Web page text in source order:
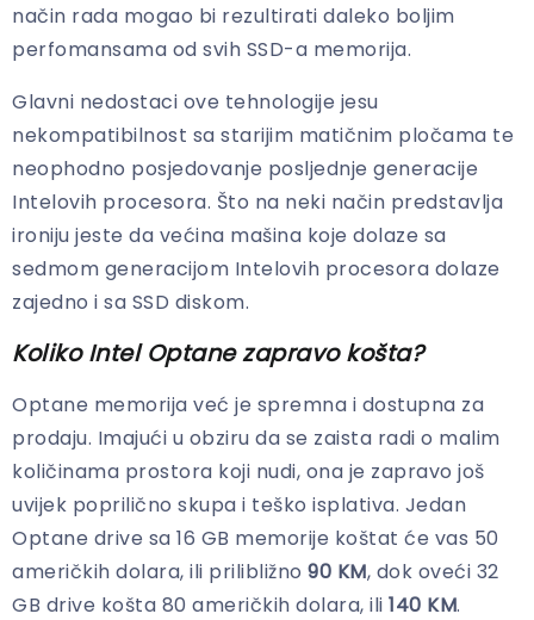
način rada mogao bi rezultirati daleko boljim
perfomansama od svih SSD-a memorija.
Glavni nedostaci ove tehnologije jesu
nekompatibilnost sa starijim matičnim pločama te
neophodno posjedovanje posljednje generacije
Intelovih procesora. Što na neki način predstavlja
ironiju jeste da većina mašina koje dolaze sa
sedmom generacijom Intelovih procesora dolaze
zajedno i sa SSD diskom.
Koliko Intel Optane zapravo košta?
Optane memorija već je spremna i dostupna za
prodaju. Imajući u obziru da se zaista radi o malim
količinama prostora koji nudi, ona je zapravo još
uvijek poprilično skupa i teško isplativa. Jedan
Optane drive sa 16 GB memorije koštat će vas 50
američkih dolara, ili prilibližno 90 KM, dok oveći 32
GB drive košta 80 američkih dolara, ili 140 KM.